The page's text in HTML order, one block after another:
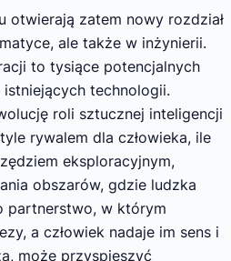
otwierają zatem nowy rozdział
ale także w inżynierii.
to tysiące potencjalnych
istniejących technologii.
roli sztucznej inteligencji
rywalem dla człowieka, ile
eksploracyjnym,
obszarów, gdzie ludzka
partnerstwo, w którym
a człowiek nadaje im sens i
może przyspieszyć